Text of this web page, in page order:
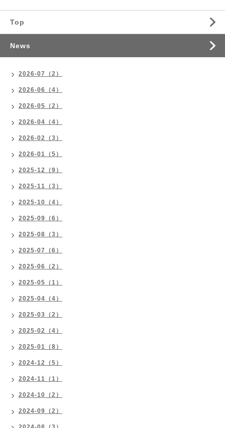
Top
News
2026-07（2）
2026-06（4）
2026-05（2）
2026-04（4）
2026-02（3）
2026-01（5）
2025-12（9）
2025-11（3）
2025-10（4）
2025-09（6）
2025-08（3）
2025-07（6）
2025-06（2）
2025-05（1）
2025-04（4）
2025-03（2）
2025-02（4）
2025-01（8）
2024-12（5）
2024-11（1）
2024-10（2）
2024-09（2）